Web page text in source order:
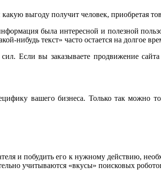
выгоду получит человек, приобретая
была интересной и полезной
нибудь текст» часто остается на долгое
Если вы заказываете продвижение
вашего бизнеса. Только так можно
и побудить его к нужному действию,
учитываются «вкусы» поисковых